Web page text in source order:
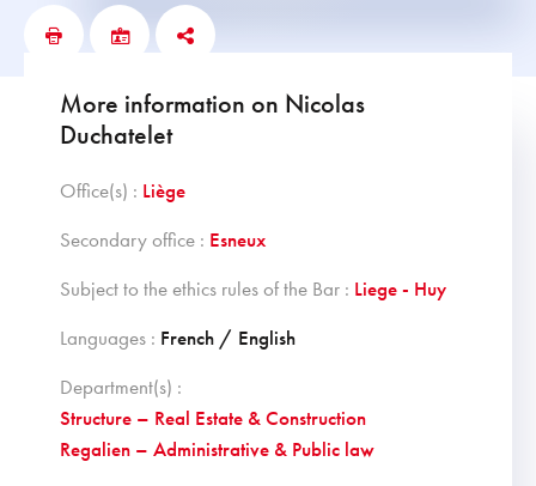
More information on Nicolas
Duchatelet
Office(s) : Liège
Secondary office : Esneux
Subject to the ethics rules of the Bar : Liege - Huy
Languages : French / English
Department(s) :
Structure – Real Estate & Construction
Regalien – Administrative & Public law